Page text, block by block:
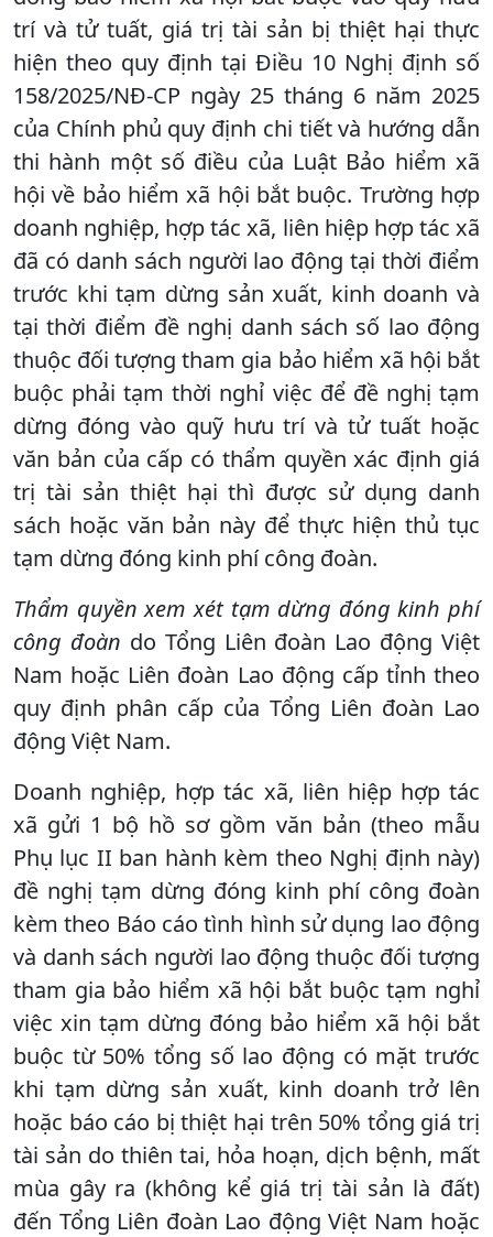
trí và tử tuất, giá trị tài sản bị thiệt hại thực
hiện theo quy định tại Điều 10 Nghị định số
158/2025/NĐ-CP ngày 25 tháng 6 năm 2025
của Chính phủ quy định chi tiết và hướng dẫn
thi hành một số điều của Luật Bảo hiểm xã
hội về bảo hiểm xã hội bắt buộc. Trường hợp
doanh nghiệp, hợp tác xã, liên hiệp hợp tác xã
đã có danh sách người lao động tại thời điểm
trước khi tạm dừng sản xuất, kinh doanh và
tại thời điểm đề nghị danh sách số lao động
thuộc đối tượng tham gia bảo hiểm xã hội bắt
buộc phải tạm thời nghỉ việc để đề nghị tạm
dừng đóng vào quỹ hưu trí và tử tuất hoặc
văn bản của cấp có thẩm quyền xác định giá
trị tài sản thiệt hại thì được sử dụng danh
sách hoặc văn bản này để thực hiện thủ tục
tạm dừng đóng kinh phí công đoàn.
Thẩm quyền xem xét tạm dừng đóng kinh phí
công đoàn do Tổng Liên đoàn Lao động Việt
Nam hoặc Liên đoàn Lao động cấp tỉnh theo
quy định phân cấp của Tổng Liên đoàn Lao
động Việt Nam.
Doanh nghiệp, hợp tác xã, liên hiệp hợp tác
xã gửi 1 bộ hồ sơ gồm văn bản (theo mẫu
Phụ lục II ban hành kèm theo Nghị định này)
đề nghị tạm dừng đóng kinh phí công đoàn
kèm theo Báo cáo tình hình sử dụng lao động
và danh sách người lao động thuộc đối tượng
tham gia bảo hiểm xã hội bắt buộc tạm nghỉ
việc xin tạm dừng đóng bảo hiểm xã hội bắt
buộc từ 50% tổng số lao động có mặt trước
khi tạm dừng sản xuất, kinh doanh trở lên
hoặc báo cáo bị thiệt hại trên 50% tổng giá trị
tài sản do thiên tai, hỏa hoạn, dịch bệnh, mất
mùa gây ra (không kể giá trị tài sản là đất)
đến Tổng Liên đoàn Lao động Việt Nam hoặc